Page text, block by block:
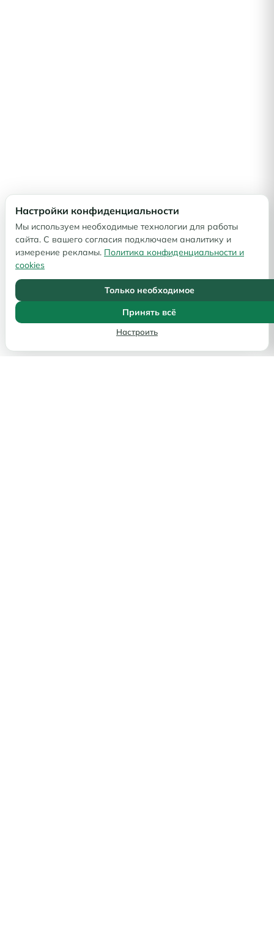
Настройки конфиденциальности
Мы используем необходимые технологии для работы
сайта. С вашего согласия подключаем аналитику и
измерение рекламы. Политика конфиденциальности и
cookies
Настроить
Только необходимое
Принять всё